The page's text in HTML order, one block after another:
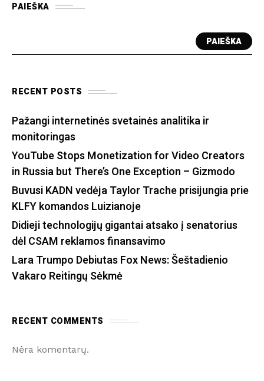
PAIEŠKA
PAIEŠKA
RECENT POSTS
Pažangi internetinės svetainės analitika ir
monitoringas
YouTube Stops Monetization for Video Creators
in Russia but There’s One Exception – Gizmodo
Buvusi KADN vedėja Taylor Trache prisijungia prie
KLFY komandos Luizianoje
Didieji technologijų gigantai atsako į senatorius
dėl CSAM reklamos finansavimo
Lara Trumpo Debiutas Fox News: Šeštadienio
Vakaro Reitingų Sėkmė
RECENT COMMENTS
Nėra komentarų.